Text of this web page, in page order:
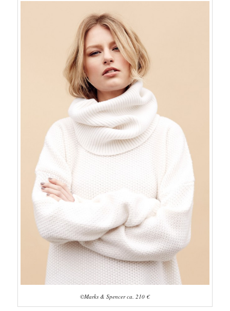
©Marks & Spencer ca. 210 €